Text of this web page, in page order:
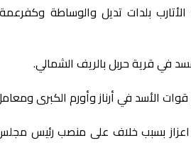
بلدات تديل والوساطة وكفرعمة
في قرية حربل بالريف الشمالي.
الأسد في أرناز وأورم الكبرى
اعزاز بسبب خلاف على منصب رئيس